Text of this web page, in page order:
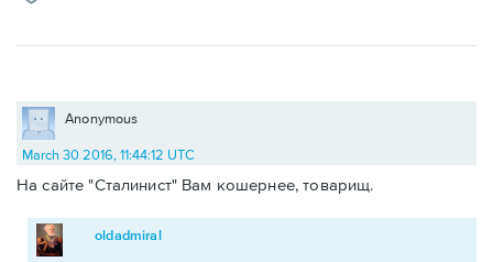
Anonymous
March 30 2016, 11:44:12 UTC
На сайте "Сталинист" Вам кошернее, товарищ.
oldadmiral